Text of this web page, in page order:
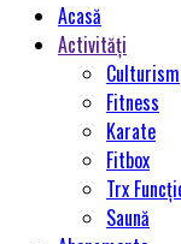
Acasă
Activități
Culturism
Fitness
Karate
Fitbox
Trx
Saună